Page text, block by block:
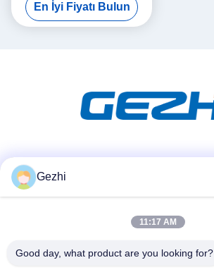
En İyi Fiyatı Bulun
Hızlı iletişim
Tel
Gezhi
11:17 AM
Good day, what product are you looking for?